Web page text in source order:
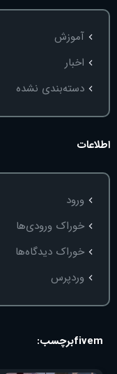
آموزش
اخبار
دسته‌بندی نشده
اطلاعات
ورود
خوراک ورودی‌ها
خوراک دیدگاه‌ها
وردپرس
برچسب:fivem